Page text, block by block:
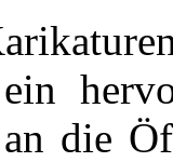
die